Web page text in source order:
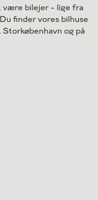
være bilejer - lige fra
finder vores bilhuse
og på